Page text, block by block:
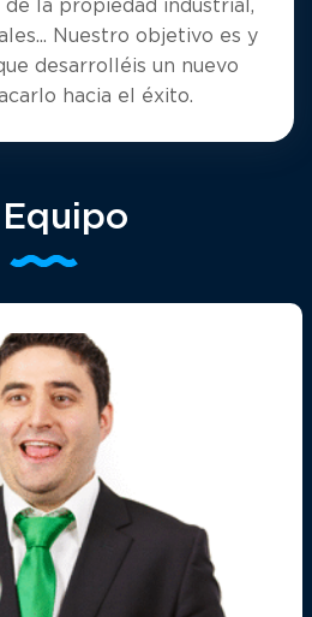
la propiedad industrial,
Nuestro objetivo es y
desarrolléis un nuevo
hacia el éxito.
Equipo